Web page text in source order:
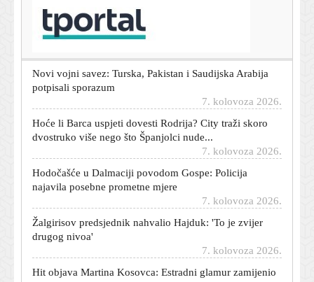
Njemačka aktivirala hitne mjere: Umjesto rijeka,
prebacite teret na ceste
Novi vojni savez: Turska, Pakistan i Saudijska Arabija
potpisali sporazum
Hoće li Barca uspjeti dovesti Rodrija? City traži skoro
dvostruko više nego što Španjolci nude...
7. kolovoza 2026.
Hodočašće u Dalmaciji povodom Gospe: Policija
najavila posebne prometne mjere
Žalgirisov predsjednik nahvalio Hajduk: 'To je zvijer
drugog nivoa'
Hit objava Martina Kosovca: Estradni glamur zamijenio
radnim i osvojio pratitelje